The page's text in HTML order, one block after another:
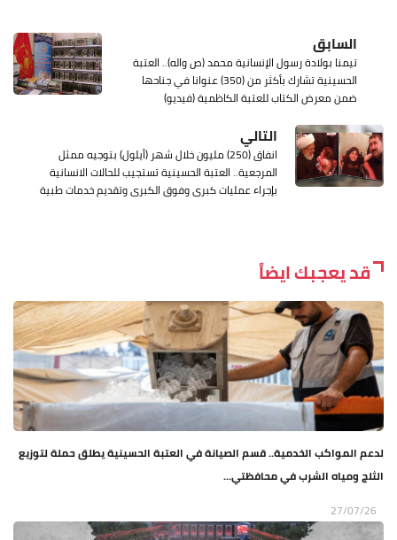
السابق
تيمنا بولادة رسول الإنسانية محمد (ص واله).. العتبة
الحسينية تشارك بأكثر من (350) عنوانا في جناحها
ضمن معرض الكتاب للعتبة الكاظمية (فيديو)
التالي
انفاق (250) مليون خلال شهر (أيلول) بتوجيه ممثل
المرجعية.. العتبة الحسينية تستجيب للحالات الانسانية
بإجراء عمليات كبرى وفوق الكبرى وتقديم خدمات طبية
قد يعجبك ايضاً
لدعم المواكب الخدمية.. قسم الصيانة في العتبة الحسينية يطلق حملة لتوزيع
الثلج ومياه الشرب في محافظتي...
27/07/26